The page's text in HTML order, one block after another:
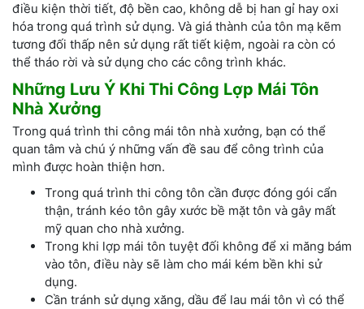
điều kiện thời tiết, độ bền cao, không dễ bị han gỉ hay oxi
hóa trong quá trình sử dụng. Và giá thành của tôn mạ kẽm
tương đối thấp nên sử dụng rất tiết kiệm, ngoài ra còn có
thể tháo rời và sử dụng cho các công trình khác.
Những Lưu Ý Khi Thi Công Lợp Mái Tôn
Nhà Xưởng
Trong quá trình thi công mái tôn nhà xưởng, bạn có thể
quan tâm và chú ý những vấn đề sau để công trình của
mình được hoàn thiện hơn.
Trong quá trình thi công tôn cần được đóng gói cẩn
thận, tránh kéo tôn gây xước bề mặt tôn và gây mất
mỹ quan cho nhà xưởng.
Trong khi lợp mái tôn tuyệt đối không để xi măng bám
vào tôn, điều này sẽ làm cho mái kém bền khi sử
dụng.
Cần tránh sử dụng xăng, dầu để lau mái tôn vì có thể